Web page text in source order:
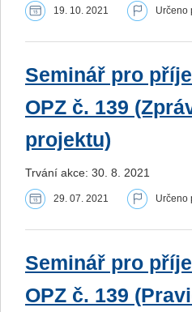
19. 10. 2021 Určeno
Seminář pro
OPZ č. 139
projektu)
Trvání akce: 30. 8. 2021
29. 07. 2021 Určeno
Seminář pro
OPZ č. 139